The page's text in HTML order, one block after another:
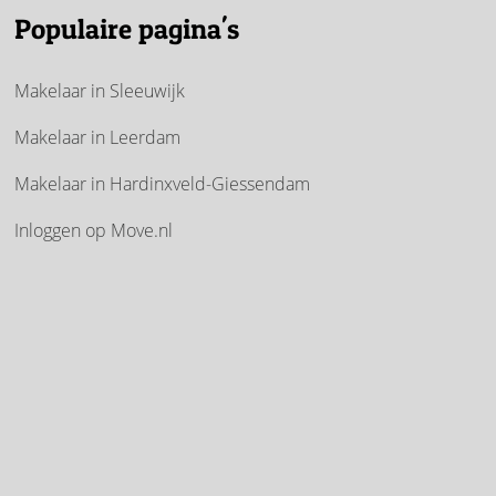
Populaire pagina's
Makelaar in Sleeuwijk
Makelaar in Leerdam
Makelaar in Hardinxveld-Giessendam
Inloggen op Move.nl